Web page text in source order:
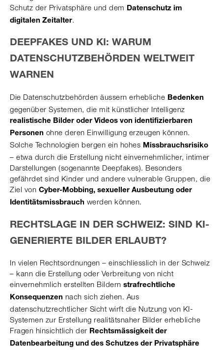
Schutz der Privatsphäre und dem Datenschutz im
digitalen Zeitalter.
DEEPFAKES UND KI: WARUM
DATENSCHUTZBEHÖRDEN WELTWEIT
WARNEN
Die Datenschutzbehörden äussern erhebliche Bedenken
gegenüber Systemen, die mit künstlicher Intelligenz
realistische Bilder oder Videos von identifizierbaren
Personen ohne deren Einwilligung erzeugen können.
Solche Technologien bergen ein hohes Missbrauchsrisiko
– etwa durch die Erstellung nicht einvernehmlicher, intimer
Darstellungen (sogenannte Deepfakes). Besonders
gefährdet sind Kinder und andere vulnerable Gruppen, die
Ziel von Cyber-Mobbing, sexueller Ausbeutung oder
Identitätsmissbrauch werden können.
RECHTSLAGE IN DER SCHWEIZ: SIND KI-
GENERIERTE BILDER ERLAUBT?
In vielen Rechtsordnungen – einschliesslich in der Schweiz
– kann die Erstellung oder Verbreitung von nicht
einvernehmlich erstellten Bildern strafrechtliche
Konsequenzen nach sich ziehen. Aus
datenschutzrechtlicher Sicht wirft die Nutzung von KI-
Systemen zur Erstellung realitätsnaher Bilder erhebliche
Fragen hinsichtlich der Rechtsmässigkeit der
Datenbearbeitung und des Schutzes der Privatsphäre